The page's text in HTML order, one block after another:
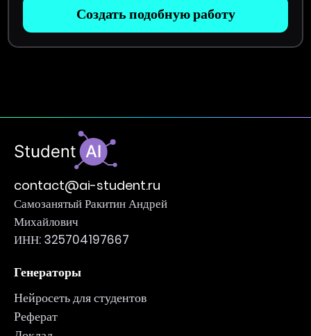
Создать подобную работу
contact@ai-student.ru
Самозанятый Ракитин Андрей
Михайлович
ИНН: 325704197667
Генераторы
Нейросеть для студентов
Реферат